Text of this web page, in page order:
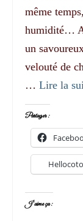
même
humidité…
un
velouté de
… Lire la
Partager :
J’aime ça :